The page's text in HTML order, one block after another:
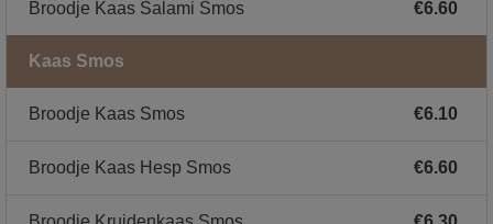
Broodje Kaas Salami Smos €6.60
Kaas Smos
Broodje Kaas Smos €6.10
Broodje Kaas Hesp Smos €6.60